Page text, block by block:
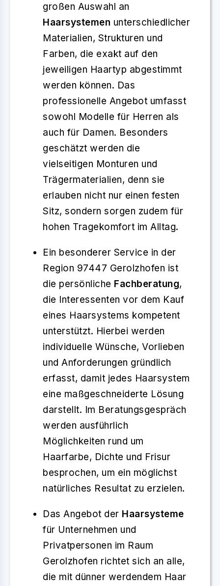
großen Auswahl an
Haarsystemen unterschiedlicher
Materialien, Strukturen und
Farben, die exakt auf den
jeweiligen Haartyp abgestimmt
werden können. Das
professionelle Angebot umfasst
sowohl Modelle für Herren als
auch für Damen. Besonders
geschätzt werden die
vielseitigen Monturen und
Trägermaterialien, denn sie
erlauben nicht nur einen festen
Sitz, sondern sorgen zudem für
hohen Tragekomfort im Alltag.
Ein besonderer Service in der
Region 97447 Gerolzhofen ist
die persönliche Fachberatung,
die Interessenten vor dem Kauf
eines Haarsystems kompetent
unterstützt. Hierbei werden
individuelle Wünsche, Vorlieben
und Anforderungen gründlich
erfasst, damit jedes Haarsystem
eine maßgeschneiderte Lösung
darstellt. Im Beratungsgespräch
werden ausführlich
Möglichkeiten rund um
Haarfarbe, Dichte und Frisur
besprochen, um ein möglichst
natürliches Resultat zu erzielen.
Das Angebot der Haarsysteme
für Unternehmen und
Privatpersonen im Raum
Gerolzhofen richtet sich an alle,
die mit dünner werdendem Haar